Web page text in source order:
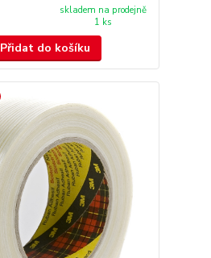
skladem na prodejně
1 ks
Přidat do košíku